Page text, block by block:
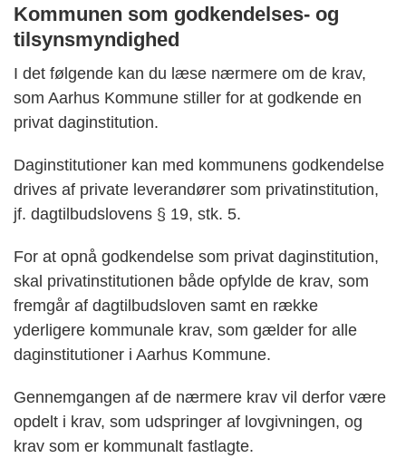
Kommunen som godkendelses- og
tilsynsmyndighed
I det følgende kan du læse nærmere om de krav,
som Aarhus Kommune stiller for at godkende en
privat daginstitution.
Daginstitutioner kan med kommunens godkendelse
drives af private leverandører som privatinstitution,
jf. dagtilbudslovens § 19, stk. 5.
For at opnå godkendelse som privat daginstitution,
skal privatinstitutionen både opfylde de krav, som
fremgår af dagtilbudsloven samt en række
yderligere kommunale krav, som gælder for alle
daginstitutioner i Aarhus Kommune.
Gennemgangen af de nærmere krav vil derfor være
opdelt i krav, som udspringer af lovgivningen, og
krav som er kommunalt fastlagte.